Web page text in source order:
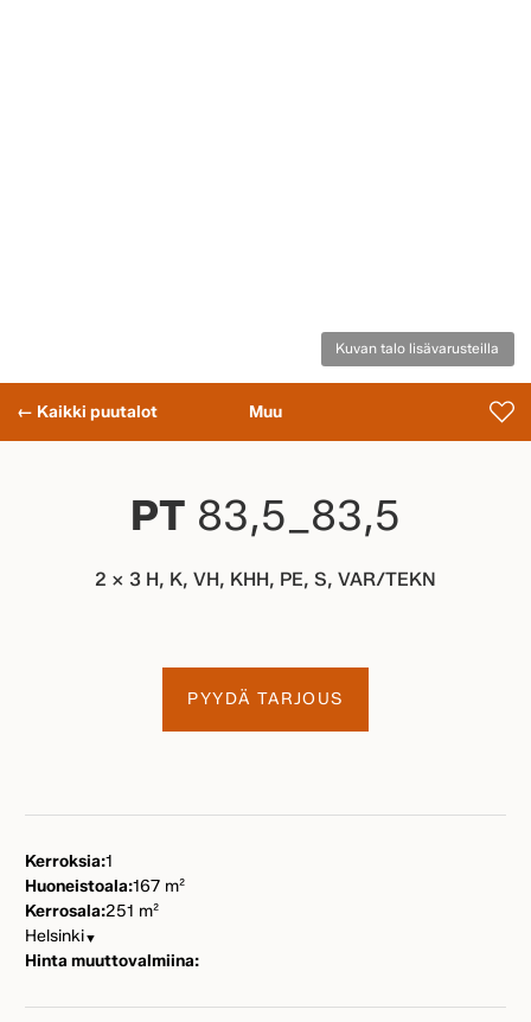
Kuvan talo lisävarusteilla
← Kaikki puutalot Muu
PT 83,5_83,5
2 x 3 H, K, VH, KHH, PE, S, VAR/TEKN
PYYDÄ TARJOUS
Kerroksia:1
Huoneistoala:167 m²
Kerrosala:251 m²
Helsinki▼
Hinta muuttovalmiina: